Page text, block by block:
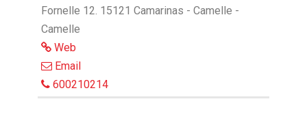
Fornelle 12. 15121 Camarinas - Camelle -
Camelle
Web
Email
600210214